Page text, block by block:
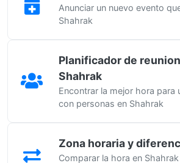
Anunciar un nuevo evento
Shahrak
Planificador de
Shahrak
Encontrar la mejor hora para
con personas en Shahrak
Zona horaria y
Comparar la hora en